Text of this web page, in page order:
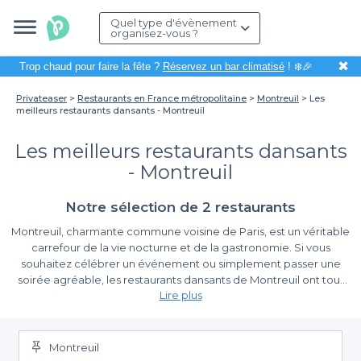
Quel type d'évènement
organisez-vous ?
Trop chaud pour faire la fête ? Réservez un bar climatisé! ❄️🎉 ✖
Privateaser Restaurants en France métropolitaine Montreuil
Les
meilleurs restaurants dansants - Montreuil
Les meilleurs restaurants dansants
- Montreuil
Notre sélection de 2 restaurants
Montreuil, charmante commune voisine de Paris, est un véritable
carrefour de la vie nocturne et de la gastronomie. Si vous
souhaitez célébrer un événement ou simplement passer une
soirée agréable, les restaurants dansants de Montreuil ont tout
pour plaire. Faites de votre repas une expérience immersive en
de savourer un bon plat tout en dansant sur des rythmes
Une réservation simplifiée avec Privateaser
Organiser une sortie dans un restaurant dansant ne devrait pas
Lire plus
Montreuil